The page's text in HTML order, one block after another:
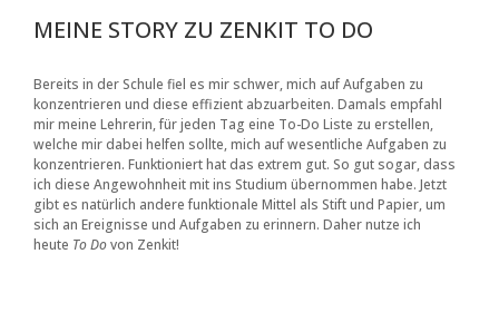
MEINE STORY ZU ZENKIT TO DO
Bereits in der Schule fiel es mir schwer, mich auf Aufgaben zu
konzentrieren und diese effizient abzuarbeiten. Damals empfahl
mir meine Lehrerin, für jeden Tag eine To-Do Liste zu erstellen,
welche mir dabei helfen sollte, mich auf wesentliche Aufgaben zu
konzentrieren. Funktioniert hat das extrem gut. So gut sogar, dass
ich diese Angewohnheit mit ins Studium übernommen habe. Jetzt
gibt es natürlich andere funktionale Mittel als Stift und Papier, um
sich an Ereignisse und Aufgaben zu erinnern. Daher nutze ich
heute To Dovon Zenkit!